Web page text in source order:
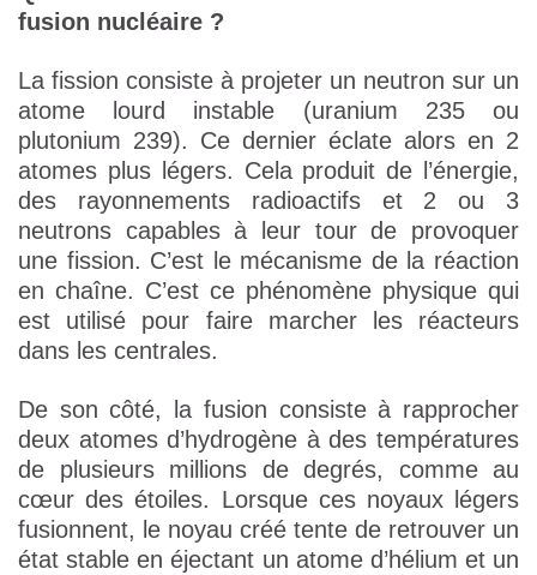
fusion nucléaire ?
La fission consiste à projeter un neutron sur un
atome lourd instable (uranium 235 ou
plutonium 239). Ce dernier éclate alors en 2
atomes plus légers. Cela produit de l’énergie,
des rayonnements radioactifs et 2 ou 3
neutrons capables à leur tour de provoquer
une fission. C’est le mécanisme de la réaction
en chaîne. C’est ce phénomène physique qui
est utilisé pour faire marcher les réacteurs
dans les centrales.
De son côté, la fusion consiste à rapprocher
deux atomes d’hydrogène à des températures
de plusieurs millions de degrés, comme au
cœur des étoiles. Lorsque ces noyaux légers
fusionnent, le noyau créé tente de retrouver un
état stable en éjectant un atome d’hélium et un